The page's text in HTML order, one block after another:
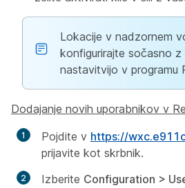
Lokacije v nadzornem
konfigurirajte sočasno z
nastavitvijo v programu
Dodajanje novih uporabnikov v
Pojdite v https://
prijavite kot skrbnik.
Izberite Configuration >